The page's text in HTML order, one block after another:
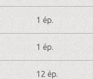
1 ép.
1 ép.
12 ép.